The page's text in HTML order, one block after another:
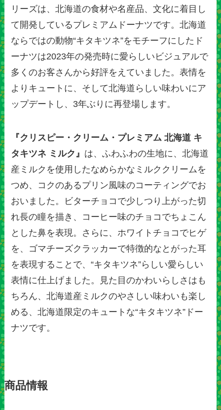
リーズは、北海道の食材や名産品、文化に着目し
て開発しているプレミアムドーナツです。北海道
ならではの動物“キタキツネ”をモチーフにしたド
ーナツは2023年の発売時に愛らしいビジュアルで
多くのお客さんから好評をえていました。表情を
よりキュートに、そして北海道らしい味わいにア
ップデートし、3年ぶりに再登場します。
『クリスピー・クリーム・プレミアム 北海道 キ
タキツネ ミルク』 は、ふわふわの生地に、北海道
産ミルクを使用したなめらかなミルククリームを
つめ、コクのあるプリン風味のコーティングでお
おいました。ビターチョコで少しつり上がった切
れ長の瞳を描き、コーヒー味のチョコでちょこん
とした鼻を表現。さらに、ホワイトチョコでヒゲ
を、ゴマチーズクラッカーで特徴的なとがった耳
を表現することで、“キタキツネ”らしい愛らしい
表情に仕上げました。見た目のかわいらしさはも
ちろん、北海道産ミルクのやさしい味わいも楽し
める、北海道限定のキュートな“キタキツネ”ドー
ナツです。
商品情報